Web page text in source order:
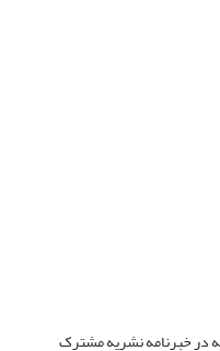
در خبرنامه نشریه مشترک